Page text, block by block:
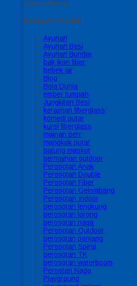
Tutup Sidebar
Kategori Produk
Ayunan
Ayunan Besi
Ayunan Bundar
bak ikan fiber
bebek air
Blog
Bola Dunia
ember tumpah
Jungkitan Besi
kerajinan fiberglass
komedi putar
kursi fiberglass
mainan perr
mangkok putar
patung maskot
permainan outdoor
Perosotan Anak
Perosotan Double
Perosotan Fiber
Perosotan Gelombang
Perosotan Indoor
perosotan lengkung
perosotan lorong
perosotan naga
Perosotan Outdoor
perosotan panjang
Perosotan Spiral
perosotan TK
perosotan waterboom
Perostan Naga
Playground